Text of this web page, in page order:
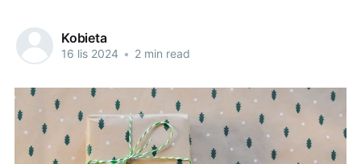
Kobieta
16 lis 2024 • 2 min read